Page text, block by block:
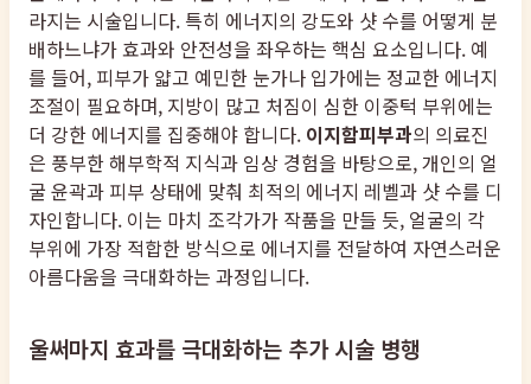
라지는 시술입니다. 특히 에너지의 강도와 샷 수를 어떻게 분
배하느냐가 효과와 안전성을 좌우하는 핵심 요소입니다. 예
를 들어, 피부가 얇고 예민한 눈가나 입가에는 정교한 에너지
조절이 필요하며, 지방이 많고 처짐이 심한 이중턱 부위에는
더 강한 에너지를 집중해야 합니다. 이지함피부과의 의료진
은 풍부한 해부학적 지식과 임상 경험을 바탕으로, 개인의 얼
굴 윤곽과 피부 상태에 맞춰 최적의 에너지 레벨과 샷 수를 디
자인합니다. 이는 마치 조각가가 작품을 만들 듯, 얼굴의 각
부위에 가장 적합한 방식으로 에너지를 전달하여 자연스러운
아름다움을 극대화하는 과정입니다.
울써마지 효과를 극대화하는 추가 시술 병행